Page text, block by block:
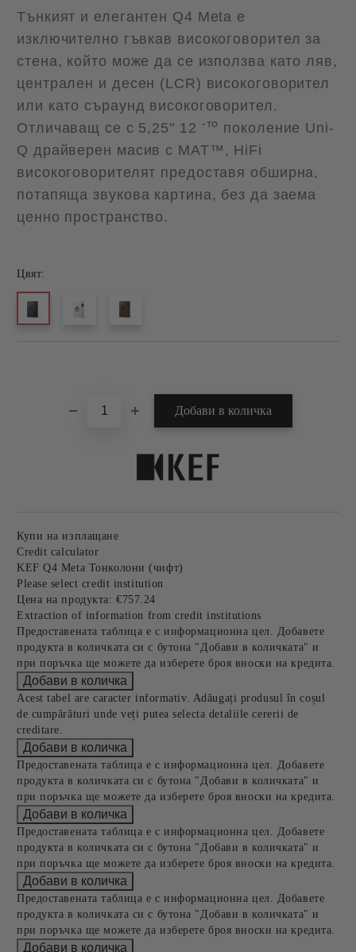
Тънкият и елегантен Q4 Meta е
изключително гъвкав високоговорител за
стена, който може да се използва като ляв,
централен и десен (LCR) високоговорител
или като съраунд високоговорител.
Отличаващ се с 5,25" 12 -то поколение Uni-
Q драйверен масив с MAT™, HiFi
високоговорителят предоставя обширна,
потапяща звукова картина, без да заема
ценно пространство.
Цвят:
Купи на изплащане
Credit calculator
KEF Q4 Meta Тонколони (чифт)
Please select credit institution
Цена на продукта: €757.24
Extraction of information from credit institutions
Предоставената таблица е с информационна цел. Добавете
продукта в количката си с бутона "Добави в количката" и
при поръчка ще можете да изберете броя вноски на кредита.
Acest tabel are caracter informativ. Adăugați produsul în coșul
de cumpărături unde veți putea selecta detaliile cererii de
creditare.
Предоставената таблица е с информационна цел. Добавете
продукта в количката си с бутона "Добави в количката" и
при поръчка ще можете да изберете броя вноски на кредита.
Предоставената таблица е с информационна цел. Добавете
продукта в количката си с бутона "Добави в количката" и
при поръчка ще можете да изберете броя вноски на кредита.
Предоставената таблица е с информационна цел. Добавете
продукта в количката си с бутона "Добави в количката" и
при поръчка ще можете да изберете броя вноски на кредита.